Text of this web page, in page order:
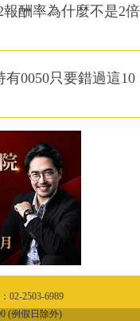
報酬率為什麼不是2倍
0050只要錯過這10
02-2503-6989
(例假日除外)